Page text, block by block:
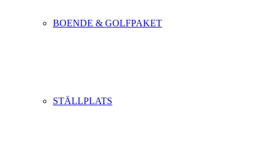
BOENDE & GOLFPAKET
STÄLLPLATS